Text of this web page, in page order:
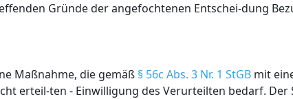
Gründe der angefochtenen Entschei-dung
Maßnahme, die gemäß § 56c Abs. 3 Nr. 1 StGB mit
erteil-ten - Einwilligung des Verurteilten bedarf. Der